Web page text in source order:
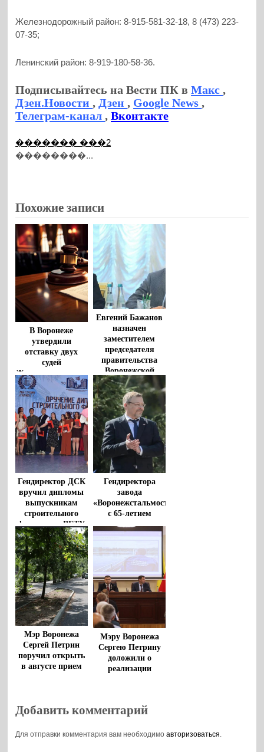
Железнодорожный район: 8-915-581-32-18, 8 (473) 223-
07-35;
Ленинский район: 8-919-180-58-36.
Подписывайтесь на Вести ПК вМакс,
Дзен.Новости, Дзен, Google News,
Телеграм-канал,Вконтакте
������� ���2
��������...
Похожие записи
В Воронеже
утвердили
отставку двух
судей
Железнодорожного
райсуда
Евгений Бажанов
назначен
заместителем
председателя
правительства
Воронежской
области
Гендиректор ДСК
вручил дипломы
выпускникам
строительного
факультета ВГТУ
Гендиректора
завода
«Воронежстальмост»
с 65-летием
Мэр Воронежа
Сергей Петрин
поручил открыть
в августе прием
Мэру Воронежа
Сергею Петрину
доложили о
реализации
Добавить комментарий
Для отправки комментария вам необходимоавторизоваться.